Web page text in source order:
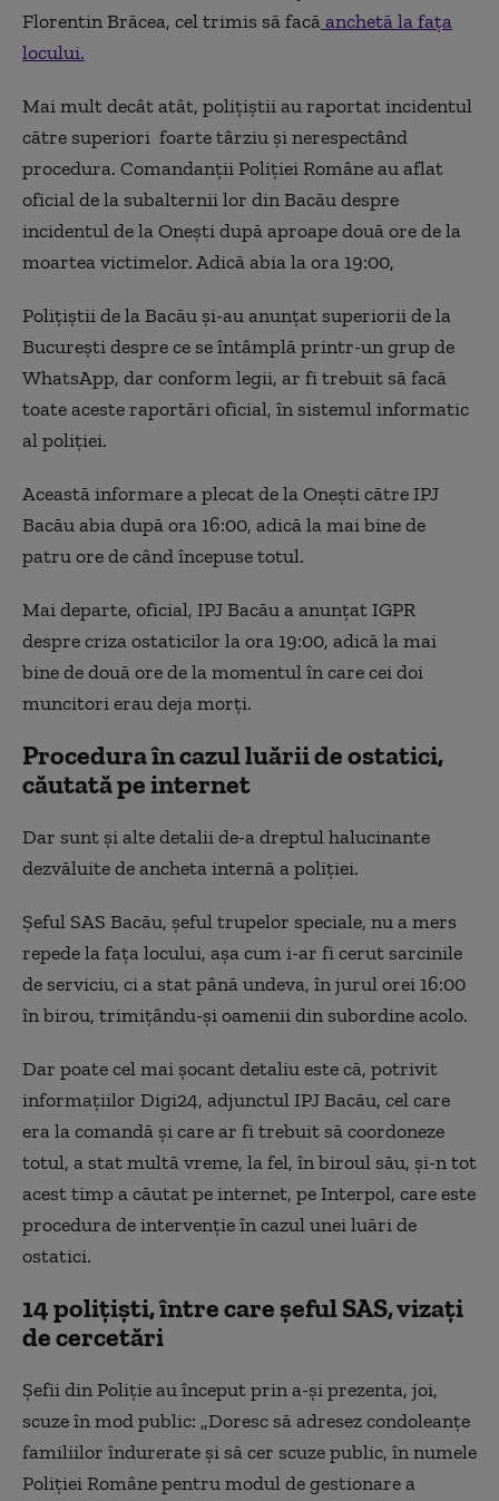
Florentin Brăcea, cel trimis să facăanchetă la fața
locului.
Mai mult decât atât, polițiștii au raportat incidentul
către superiori foarte târziu și nerespectând
procedura. Comandanții Poliției Române au aflat
oficial de la subalternii lor din Bacău despre
incidentul de la Onești după aproape două ore de la
moartea victimelor. Adică abia la ora 19:00,
Polițiștii de la Bacău și-au anunțat superiorii de la
București despre ce se întâmplă printr-un grup de
WhatsApp, dar conform legii, ar fi trebuit să facă
toate aceste raportări oficial, în sistemul informatic
al poliției.
Această informare a plecat de la Onești către IPJ
Bacău abia după ora 16:00, adică la mai bine de
patru ore de când începuse totul.
Mai departe, oficial, IPJ Bacău a anunțat IGPR
despre criza ostaticilor la ora 19:00, adică la mai
bine de două ore de la momentul în care cei doi
muncitori erau deja morți.
Procedura în cazul luării de ostatici,
căutată pe internet
Dar sunt și alte detalii de-a dreptul halucinante
dezvăluite de ancheta internă a poliției.
Șeful SAS Bacău, șeful trupelor speciale, nu a mers
repede la fața locului, așa cum i-ar fi cerut sarcinile
de serviciu, ci a stat până undeva, în jurul orei 16:00
în birou, trimițându-și oamenii din subordine acolo.
Dar poate cel mai șocant detaliu este că, potrivit
informațiilor Digi24, adjunctul IPJ Bacău, cel care
era la comandă și care ar fi trebuit să coordoneze
totul, a stat multă vreme, la fel, în biroul său, și-n tot
acest timp a căutat pe internet, pe Interpol, care este
procedura de intervenție în cazul unei luări de
ostatici.
14 polițiști, între care șeful SAS, vizați
de cercetări
Șefii din Poliție au început prin a-și prezenta, joi,
scuze în mod public: „Doresc să adresez condoleanțe
familiilor îndurerate și să cer scuze public, în numele
Poliției Române pentru modul de gestionare a